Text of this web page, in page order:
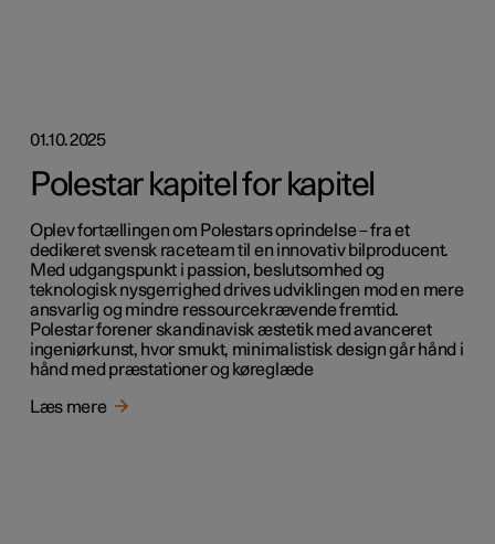
01.10.2025
Polestar kapitel for kapitel
Oplev fortællingen om Polestars oprindelse – fra et
dedikeret svensk raceteam til en innovativ bilproducent.
Med udgangspunkt i passion, beslutsomhed og
teknologisk nysgerrighed drives udviklingen mod en mere
ansvarlig og mindre ressourcekrævende fremtid.
Polestar forener skandinavisk æstetik med avanceret
ingeniørkunst, hvor smukt, minimalistisk design går hånd i
hånd med præstationer og køreglæde
Læs mere